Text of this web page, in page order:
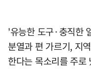
'유능한 도구·충직한
분열과 편 가르기, 지
한다는 목소리를 주로